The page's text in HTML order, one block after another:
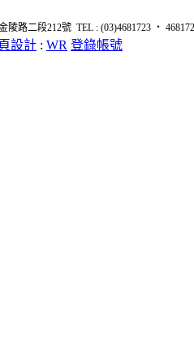
路二段212號 TEL : (03)4681723 ‧
設計 : WR 登錄帳號